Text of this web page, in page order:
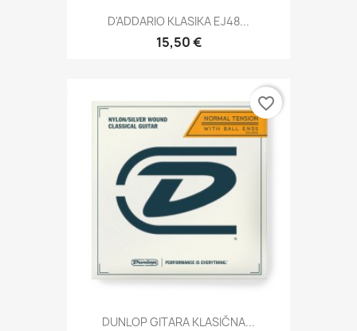
D'ADDARIO KLASIKA EJ48...
15,50 €
DUNLOP GITARA KLASIČNA...
favorite_border